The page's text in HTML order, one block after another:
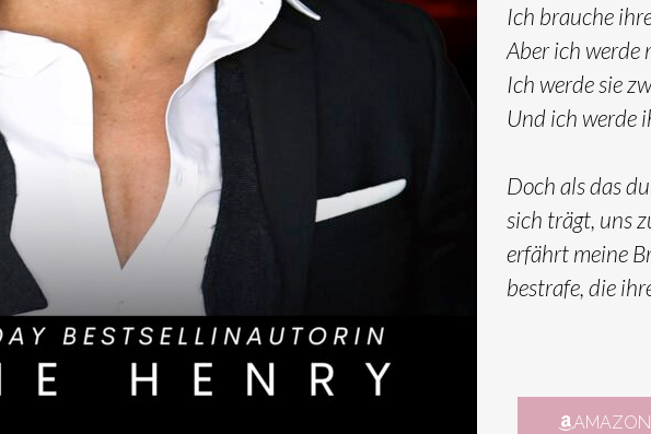
Ich brauche
Aber ich werde
Ich werde sie
Und ich werde
Doch als das
sich trägt, uns
erfährt meine
bestrafe, die